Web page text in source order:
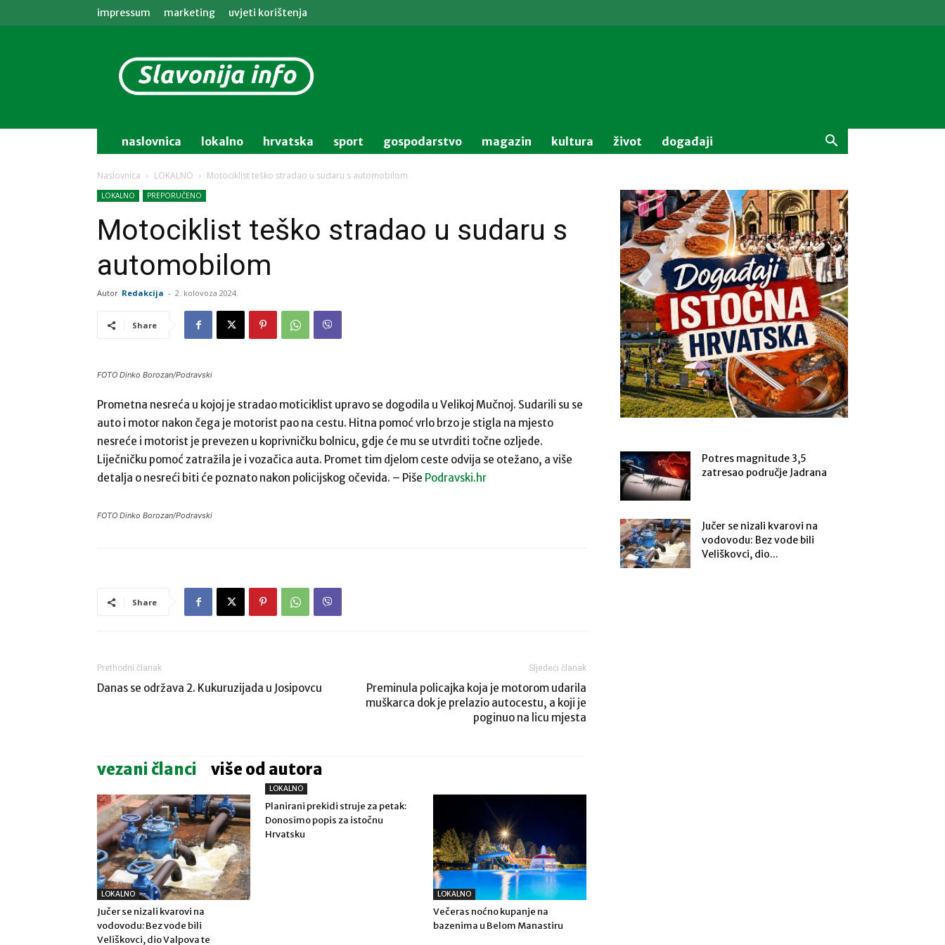
impressum marketing uvjeti korištenja
info
naslovnica lokalno hrvatska sport gospodarstvo magazin kultura život događaji
Naslovnica LOKALNO Motociklist teško stradao u sudaru s automobilom
LOKALNO PREPORUČENO
Motociklist teško stradao u sudaru s
automobilom
Autor Redakcija - 2. kolovoza 2024.
Share
FOTO Dinko Borozan/Podravski
Prometna nesreća u kojoj je stradao moticiklist upravo se dogodila u Velikoj Mučnoj. Sudarili su se
auto i motor nakon čega je motorist pao na cestu. Hitna pomoć vrlo brzo je stigla na mjesto
nesreće i motorist je prevezen u koprivničku bolnicu, gdje će mu se utvrditi točne ozljede.
Liječničku pomoć zatražila je i vozačica auta. Promet tim djelom ceste odvija se otežano, a više
detalja o nesreći biti će poznato nakon policijskog očevida. – Piše Podravski.hr
FOTO Dinko Borozan/Podravski
Share
Prethodni članak
Danas se održava 2. Kukuruzijada u Josipovcu
Sljedeći članak
Preminula policajka koja je motorom udarila
muškarca dok je prelazio autocestu, a koji je
poginuo na licu mjesta
vezani članci više od autora
LOKALNO
Jučer se nizali kvarovi na
vodovodu: Bez vode bili
Veliškovci, dio Valpova te
LOKALNO
Planirani prekidi struje za petak:
Donosimo popis za istočnu
Hrvatsku
LOKALNO
Večeras noćno kupanje na
bazenima u Belom Manastiru
Potres magnitude 3,5
zatresao područje Jadrana
Jučer se nizali kvarovi na
vodovodu: Bez vode bili
Veliškovci, dio...